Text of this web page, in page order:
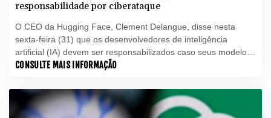
responsabilidade por ciberataque
O CEO da Hugging Face, Clement Delangue, disse nesta
sexta-feira (31) que os desenvolvedores de inteligência
artificial (IA) devem ser responsabilizados caso seus modelos
saiam do controle, após a startup ser atacada por um software
CONSULTE MAIS INFORMAÇÃO